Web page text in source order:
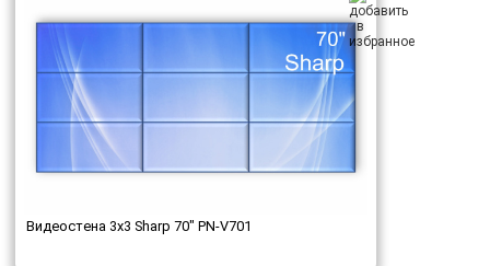
Видеостена 3x3 Sharp 70" PN-V701